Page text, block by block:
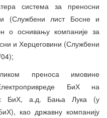
система за преносни
(Службени лист Босне и
о оснивању компаније за
и Херцеговини (Службени
преноса имовине
БиХ на
БиХ, а.д. Бања Лука (у
као државну компанију